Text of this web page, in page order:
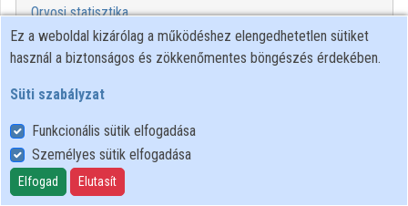
Orvosi statisztika
00:05:18 MINDENTUDÁS
Ez a weboldal kizárólag a működéshez elengedhetetlen sütiket
használ a biztonságos és zökkenőmentes böngészés érdekében.
Süti szabályzat
Funkcionális sütik elfogadása
Személyes sütik elfogadása
Elfogad Elutasít